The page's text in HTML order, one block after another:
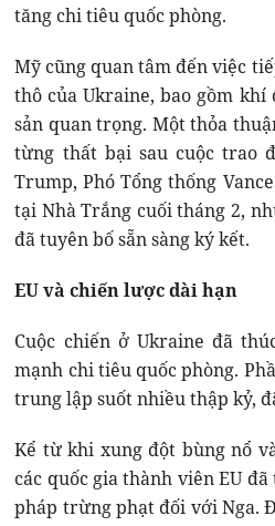
tăng chi tiêu quốc phòng.
Mỹ cũng quan tâm đến việc
thô của Ukraine, bao gồm
sản quan trọng. Một thỏa
từng thất bại sau cuộc trao
Trump, Phó Tổng thống
tại Nhà Trắng cuối tháng 2,
đã tuyên bố sẵn sàng ký kết.
EU và chiến lược dài hạn
Cuộc chiến ở Ukraine đã
mạnh chi tiêu quốc phòng.
trung lập suốt nhiều thập kỷ,
Kể từ khi xung đột bùng nổ
các quốc gia thành viên EU
pháp trừng phạt đối với Nga.